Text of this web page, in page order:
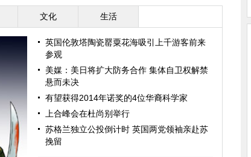
文化 生活
英国伦敦塔陶瓷罂粟花海吸引上千游客前来
参观
美媒：美日将扩大防务合作 集体自卫权解禁
悬而未决
有望获得2014年诺奖的4位华裔科学家
上合峰会在杜尚别举行
苏格兰独立公投倒计时 英国两党领袖亲赴苏
挽留